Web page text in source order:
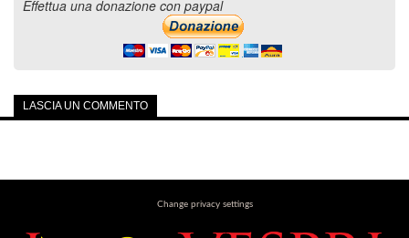
Effettua una donazione con paypal
LASCIA UN COMMENTO
Change privacy settings